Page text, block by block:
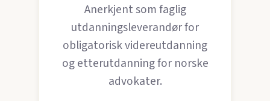
Anerkjent som faglig
utdanningsleverandør for
obligatorisk videreutdanning
og etterutdanning for norske
advokater.